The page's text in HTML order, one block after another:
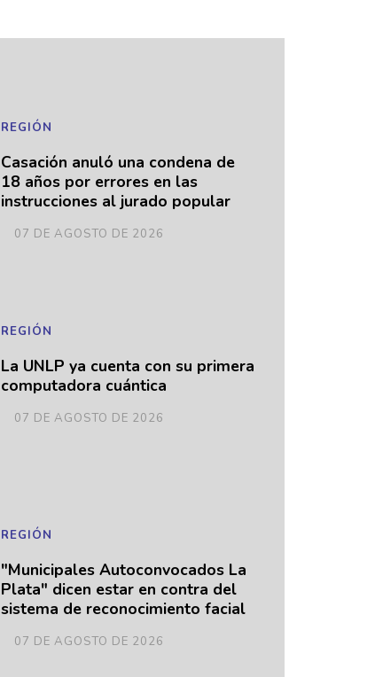
Casación anuló una condena de
18 años por errores en las
instrucciones al jurado popular
REGIÓN
07 DE AGOSTO DE 2026
La UNLP ya cuenta con su primera
computadora cuántica
REGIÓN
07 DE AGOSTO DE 2026
"Municipales Autoconvocados La
Plata" dicen estar en contra del
sistema de reconocimiento facial
REGIÓN
07 DE AGOSTO DE 2026